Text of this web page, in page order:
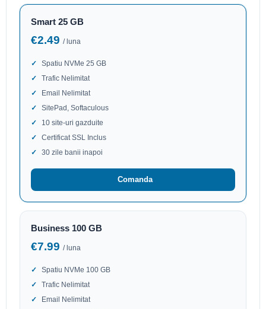
Smart 25 GB
€2.49 / luna
Spatiu NVMe 25 GB
Trafic Nelimitat
Email Nelimitat
SitePad, Softaculous
10 site-uri gazduite
Certificat SSL Inclus
30 zile banii inapoi
Comanda
Business 100 GB
€7.99 / luna
Spatiu NVMe 100 GB
Trafic Nelimitat
Email Nelimitat